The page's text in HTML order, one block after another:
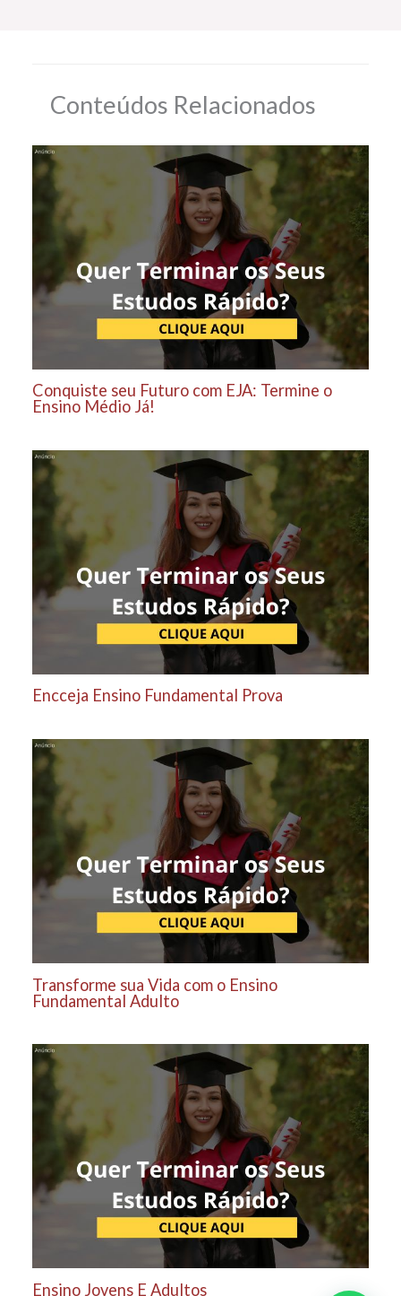
Conteúdos Relacionados
Conquiste seu Futuro com EJA: Termine o
Ensino Médio Já!
Encceja Ensino Fundamental Prova
Transforme sua Vida com o Ensino
Fundamental Adulto
Ensino Jovens E Adultos